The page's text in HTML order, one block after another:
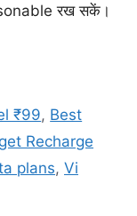
रख सकें।
₹99, Best
Recharge
plans, Vi